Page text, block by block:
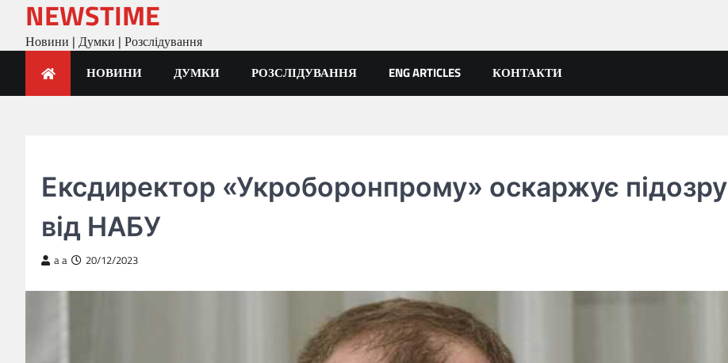
content
NEWSTIME
Новини | Думки | Розслідування
НОВИНИ ДУМКИ РОЗСЛІДУВАННЯ ENG ARTICLES КОНТАКТИ
Ексдиректор «Укроборонпрому» оскаржує підозру
від НАБУ
a a 20/12/2023